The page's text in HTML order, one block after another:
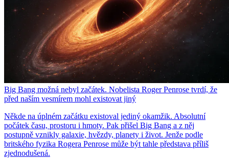
Big Bang možná nebyl začátek. Nobelista Roger Penrose tvrdí, že
před naším vesmírem mohl existovat jiný
Někde na úplném začátku existoval jediný okamžik. Absolutní
počátek času, prostoru i hmoty. Pak přišel Big Bang a z něj
postupně vznikly galaxie, hvězdy, planety i život. Jenže podle
britského fyzika Rogera Penrose může být tahle představa příliš
zjednodušená.